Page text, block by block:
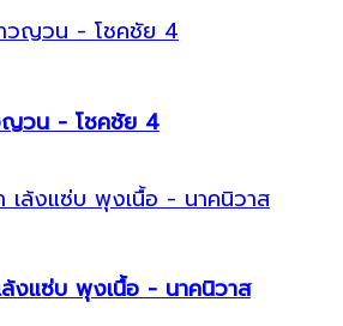
ญวน - โชคชัย 4
งแซ่บ พุงเนื้อ - นาคนิวาส